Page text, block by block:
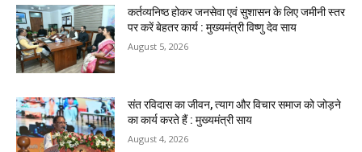
कर्तव्यनिष्ठ होकर जनसेवा एवं सुशासन के लिए जमीनी स्तर
पर करें बेहतर कार्य : मुख्यमंत्री विष्णु देव साय
August 5, 2026
संत रविदास का जीवन, त्याग और विचार समाज को जोड़ने
का कार्य करते हैं : मुख्यमंत्री साय
August 4, 2026